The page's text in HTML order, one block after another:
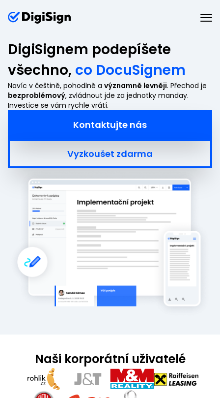
DigiSignem podepíšete
všechno, co DocuSignem
Navíc v češtině, pohodlně a významně levněji. Přechod je
bezproblémový, zvládnout jde za jednotky manday.
Investice se vám rychle vrátí.
Kontaktujte nás
Vyzkoušet zdarma
Naši korporátní uživatelé